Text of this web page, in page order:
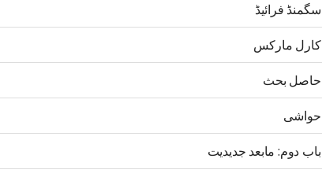
سگمنڈ فرائیڈ
کارل مارکس
حاصل بحث
حواشی
باب دوم: مابعد جدیدیت